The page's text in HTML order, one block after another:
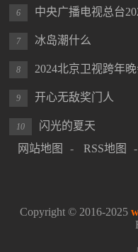
6 中央广播电视总台
7 冰岛潮什么
8 2024北京卫视跨年
9 开心无敌奖门人
10 闪光的夏天
网站地图 - RSS地图 -
Copyright © 2016-2025